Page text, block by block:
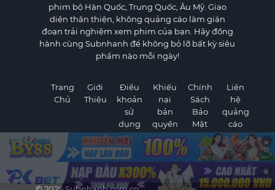
phim bộ Hàn Quốc, Trung Quốc, Âu Mỹ. Giao
diện thân thiện, không quảng cáo làm gián
đoạn trải nghiệm xem phim của bạn. Hãy đồng
hành cùng Subnhanh để không bỏ lỡ bất kỳ siêu
phẩm nào mỗi ngày!
Trang
Chủ
Giới
Thiệu
Điều
khoản
sử
dụng
Khiếu
nại
bản
quyền
Chính
Sách
Bảo
Mật
Liên
hệ
quảng
cáo
×
×